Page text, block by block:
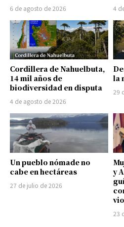
6 de agosto de 2026 4
Cordillera de Nahuelbuta,
14 mil años de
biodiversidad en disputa
4 de agosto de 2026
la
29
Un pueblo nómade no
cabe en hectáreas
27 de julio de 2026
y
23